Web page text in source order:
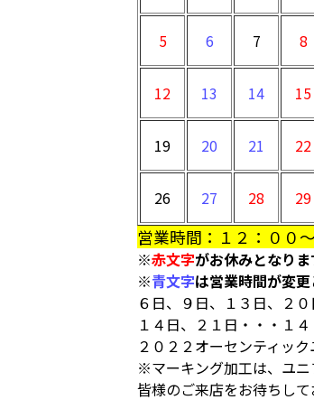
5 6 7 8
12 13 14 15
19 20 21 22
26 27 28 29
営業時間：１２：００
※赤文字がお休みとなりま
※青文字は営業時間が変更
６日、９日、１３日、２
１４日、２１日・・・１
２０２２オーセンティッ
※マーキング加工は、ユニ
皆様のご来店をお待ちして